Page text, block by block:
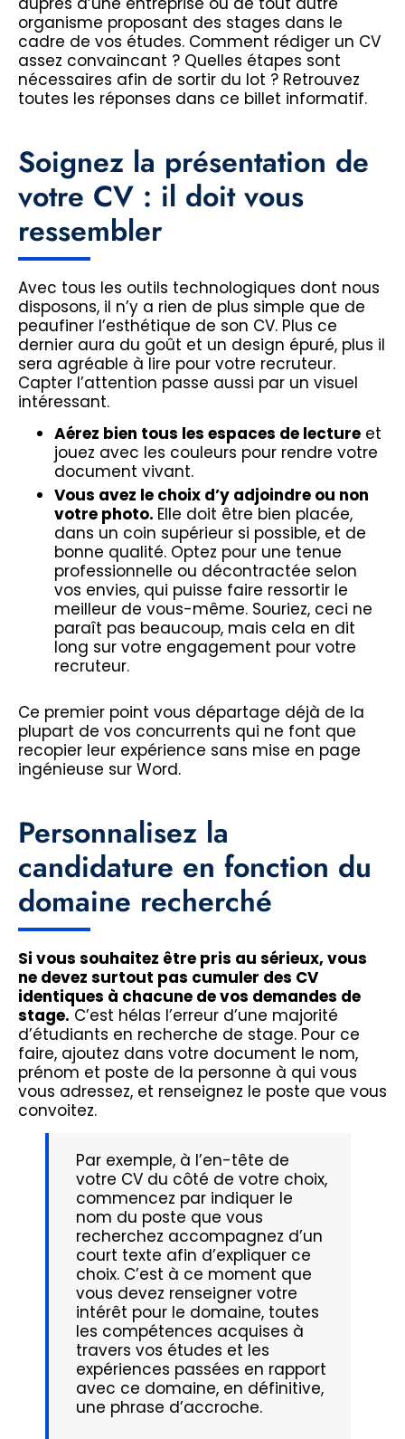
organisme proposant des stages dans le
cadre de vos études. Comment rédiger un CV
assez convaincant ? Quelles étapes sont
nécessaires afin de sortir du lot ? Retrouvez
toutes les réponses dans ce billet informatif.
Soignez la présentation de
votre CV : il doit vous
ressembler
Avec tous les outils technologiques dont nous
disposons, il n’y a rien de plus simple que de
peaufiner l’esthétique de son CV. Plus ce
dernier aura du goût et un design épuré, plus il
sera agréable à lire pour votre recruteur.
Capter l’attention passe aussi par un visuel
intéressant.
Aérez bien tous les espaces de lecture et
jouez avec les couleurs pour rendre votre
document vivant.
Vous avez le choix d’y adjoindre ou non
votre photo. Elle doit être bien placée,
dans un coin supérieur si possible, et de
bonne qualité. Optez pour une tenue
professionnelle ou décontractée selon
vos envies, qui puisse faire ressortir le
meilleur de vous-même. Souriez, ceci ne
paraît pas beaucoup, mais cela en dit
long sur votre engagement pour votre
recruteur.
Ce premier point vous départage déjà de la
plupart de vos concurrents qui ne font que
recopier leur expérience sans mise en page
ingénieuse sur Word.
Personnalisez la
candidature en fonction du
domaine recherché
Si vous souhaitez être pris au sérieux, vous
ne devez surtout pas cumuler des CV
identiques à chacune de vos demandes de
stage. C’est hélas l’erreur d’une majorité
d’étudiants en recherche de stage. Pour ce
faire, ajoutez dans votre document le nom,
prénom et poste de la personne à qui vous
vous adressez, et renseignez le poste que vous
convoitez.
Par exemple, à l’en-tête de
votre CV du côté de votre choix,
commencez par indiquer le
nom du poste que vous
recherchez accompagnez d’un
court texte afin d’expliquer ce
choix. C’est à ce moment que
vous devez renseigner votre
intérêt pour le domaine, toutes
les compétences acquises à
travers vos études et les
expériences passées en rapport
avec ce domaine, en définitive,
une phrase d’accroche.